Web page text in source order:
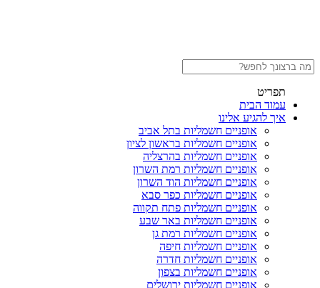
תפריט
עמוד הבית
איך להגיע אלינו
אופניים חשמליות בתל אביב
אופניים חשמליות בראשון לציון
אופניים חשמליות בהרצליה
אופניים חשמליות רמת השרון
אופניים חשמליות הוד השרון
אופניים חשמליות כפר סבא
אופניים חשמליות פתח תקווה
אופניים חשמליות באר שבע
אופניים חשמליות רמת גן
אופניים חשמליות חיפה
אופניים חשמליות חדרה
אופניים חשמליות בצפון
אופניים חשמליות ירושלים